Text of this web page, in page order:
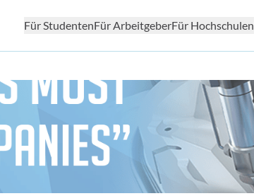
Für StudentenFür ArbeitgeberFür Hochschulen